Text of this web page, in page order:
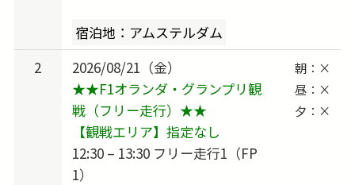
宿泊地：アムステルダム
2
2026/08/21（金）
★★F1オランダ・グランプリ観
戦（フリー走行）★★
【観戦エリア】指定なし
12:30 – 13:30 フリー走行1（FP
1）
朝：×
昼：×
夕：×